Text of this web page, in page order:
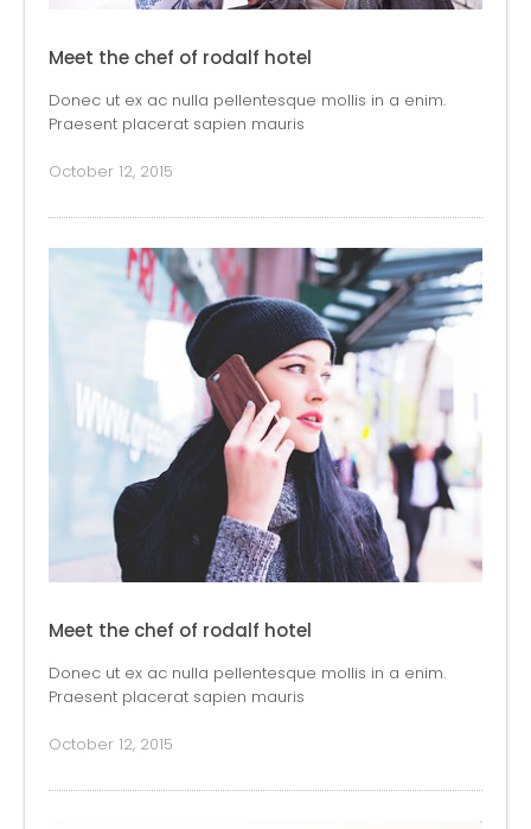
Meet the chef of rodalf hotel
Donec ut ex ac nulla pellentesque mollis in a enim.
Praesent placerat sapien mauris
October 12, 2015
Meet the chef of rodalf hotel
Donec ut ex ac nulla pellentesque mollis in a enim.
Praesent placerat sapien mauris
October 12, 2015